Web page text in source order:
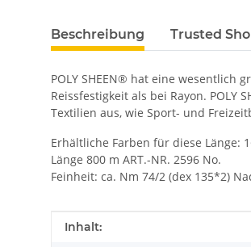
Beschreibung Trusted
POLY SHEEN® hat eine wesentlich
Reissfestigkeit als bei Rayon.
Textilien aus, wie Sport- und
Erhältliche Farben für diese Länge:
Länge 800 m ART.-NR. 2596 No.
Feinheit: ca. Nm 74/2 (dex 135*2)
Produkteigenschaft
Wert
Inhalt: